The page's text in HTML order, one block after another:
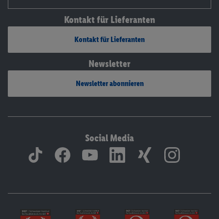
Kontakt für Lieferanten
Kontakt für Lieferanten
Newsletter
Newsletter abonnieren
Social Media